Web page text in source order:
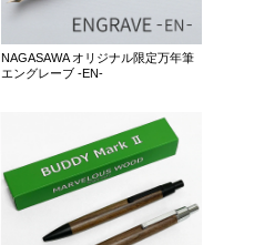
NAGASAWA オリジナル限定万年筆
エングレーブ -EN-